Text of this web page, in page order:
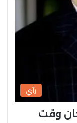
رآي
وقت